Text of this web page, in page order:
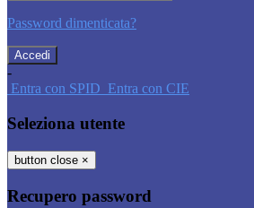
Password dimenticata?
-
Entra con SPID Entra con CIE
Seleziona utente
button close ×
Recupero password